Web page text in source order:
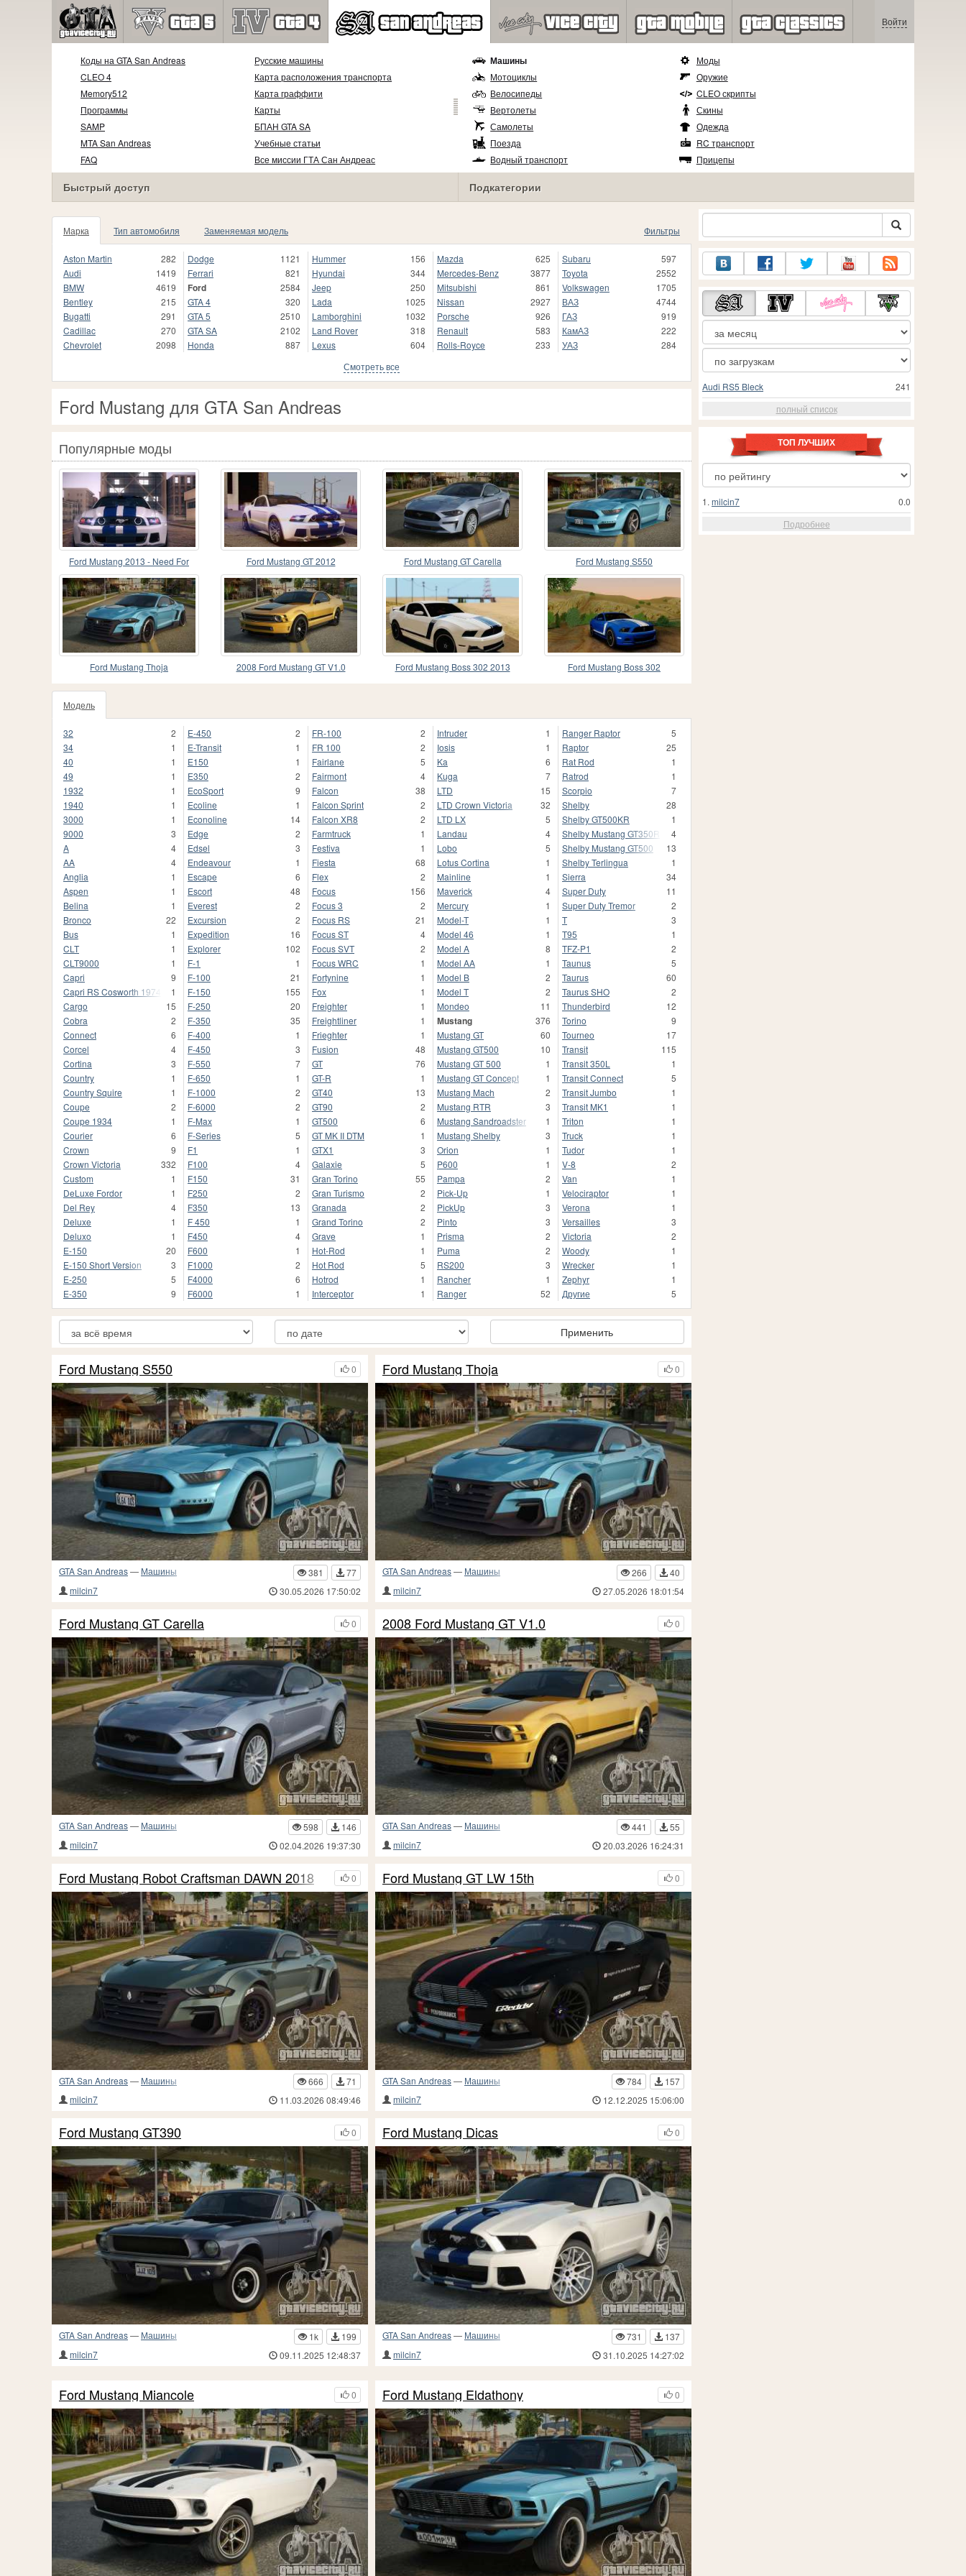
Войти
Коды на GTA San Andreas
CLEO 4
Memory512
Программы
SAMP
MTA San Andreas
FAQ
Русские машины
Карта расположения транспорта
Карта граффити
Карты
БПАН GTA SA
Учебные статьи
Все миссии ГТА Сан Андреас
Быстрый доступ
Машины
Мотоциклы
Велосипеды
Вертолеты
Самолеты
Поезда
Водный транспорт
Моды
Оружие
CLEO скрипты
Скины
Одежда
RC транспорт
Прицепы
Подкатегории
Марка Тип автомобиля Заменяемая модель Фильтры
Aston Martin
282
Audi
1419
BMW
4619
Bentley
215
Bugatti
291
Cadillac
270
Chevrolet
2098
Dodge
1121
Ferrari
821
Ford
2584
GTA 4
320
GTA 5
2510
GTA SA
2102
Honda
887
Hummer
156
Hyundai
344
Jeep
250
Lada
1025
Lamborghini
1032
Land Rover
318
Lexus
604
Mazda
625
Mercedes-Benz
3877
Mitsubishi
861
Nissan
2927
Porsche
926
Renault
583
Rolls-Royce
233
Subaru
597
Toyota
2552
Volkswagen
1705
ВАЗ
4744
ГАЗ
919
КамАЗ
222
УАЗ
284
Смотреть все
Ford Mustang для GTA San Andreas
Популярные моды
Ford Mustang 2013 - Need For
Speed Movie Edition
Ford Mustang GT 2012 Ford Mustang GT Carella Ford Mustang S550
Ford Mustang Thoja 2008 Ford Mustang GT V1.0 Ford Mustang Boss 302 2013 Ford Mustang Boss 302
Модель
32
2
34
1
40
1
49
1
1932
1
1940
1
3000
1
9000
3
A
4
AA
4
Anglia
1
Aspen
1
Belina
1
Bronco
22
Bus
1
CLT
1
CLT9000
1
Capri
9
Capri RS Cosworth 1974
1
Cargo
15
Cobra
2
Connect
6
Corcel
4
Cortina
3
Country
1
Country Squire
1
Coupe
2
Coupe 1934
1
Courier
6
Crown
9
Crown Victoria
332
Custom
1
DeLuxe Fordor
1
Del Rey
4
Deluxe
1
Deluxo
1
E-150
20
E-150 Short Version
3
E-250
5
E-350
9
E-450
2
E-Transit
1
E150
1
E350
2
EcoSport
9
Ecoline
1
Econoline
14
Edge
2
Edsel
3
Endeavour
1
Escape
6
Escort
48
Everest
2
Excursion
2
Expedition
16
Explorer
102
F-1
1
F-100
21
F-150
155
F-250
20
F-350
35
F-400
1
F-450
3
F-550
7
F-650
1
F-1000
2
F-6000
2
F-Max
1
F-Series
5
F1
1
F100
4
F150
31
F250
2
F350
13
F 450
1
F450
4
F600
1
F1000
2
F4000
6
F6000
1
FR-100
2
FR 100
2
Fairlane
5
Fairmont
4
Falcon
38
Falcon Sprint
2
Falcon XR8
2
Farmtruck
1
Festiva
1
Fiesta
68
Flex
2
Focus
156
Focus 3
2
Focus RS
21
Focus ST
4
Focus SVT
2
Focus WRC
1
Fortynine
1
Fox
1
Freighter
1
Freightliner
1
Frieghter
1
Fusion
48
GT
76
GT-R
1
GT40
13
GT90
2
GT500
6
GT MK II DTM
1
GTX1
3
Galaxie
5
Gran Torino
55
Gran Turismo
2
Granada
2
Grand Torino
2
Grave
1
Hot-Rod
1
Hot Rod
5
Hotrod
1
Interceptor
1
Intruder
1
Iosis
1
Ka
6
Kuga
7
LTD
15
LTD Crown Victoria
32
LTD LX
5
Landau
4
Lobo
5
Lotus Cortina
1
Mainline
1
Maverick
4
Mercury
1
Model-T
1
Model 46
1
Model A
8
Model AA
1
Model B
2
Model T
2
Mondeo
11
Mustang
376
Mustang GT
60
Mustang GT500
10
Mustang GT 500
1
Mustang GT Concept
1
Mustang Mach
2
Mustang RTR
3
Mustang Sandroadster
1
Mustang Shelby
3
Orion
1
P600
1
Pampa
2
Pick-Up
1
PickUp
3
Pinto
3
Prisma
2
Puma
2
RS200
3
Rancher
1
Ranger
52
Ranger Raptor
5
Raptor
25
Rat Rod
1
Ratrod
1
Scorpio
7
Shelby
28
Shelby GT500KR
1
Shelby Mustang GT350R
4
Shelby Mustang GT500
13
Shelby Terlingua
1
Sierra
34
Super Duty
11
Super Duty Tremor
2
T
3
T95
1
TFZ-P1
2
Taunus
5
Taurus
60
Taurus SHO
2
Thunderbird
12
Torino
9
Tourneo
17
Transit
115
Transit 350L
1
Transit Connect
5
Transit Jumbo
1
Transit MK1
1
Triton
1
Truck
1
Tudor
1
V-8
2
Van
1
Velociraptor
1
Verona
1
Versailles
3
Victoria
2
Woody
1
Wrecker
1
Zephyr
1
Другие
5
Применить
0
Ford Mustang S550
GTA San Andreas— Машины 381
77
milcin7
30.05.2026 17:50:02
0
Ford Mustang Thoja
GTA San Andreas— Машины 266
40
milcin7
27.05.2026 18:01:54
0
Ford Mustang GT Carella
GTA San Andreas— Машины 598
146
milcin7
02.04.2026 19:37:30
0
2008 Ford Mustang GT V1.0
GTA San Andreas— Машины 441
55
milcin7
20.03.2026 16:24:31
0
Ford Mustang Robot Craftsman DAWN 2018
GTA San Andreas— Машины 666
71
milcin7
11.03.2026 08:49:46
0
Ford Mustang GT LW 15th
GTA San Andreas— Машины 784
157
milcin7
12.12.2025 15:06:00
0
Ford Mustang GT390
GTA San Andreas— Машины 1k
199
milcin7
09.11.2025 12:48:37
0
Ford Mustang Dicas
GTA San Andreas— Машины 731
137
milcin7
31.10.2025 14:27:02
0
Ford Mustang Miancole 0
Ford Mustang Eldathony
241
Audi RS5 Bleck
полный список
ТОП ЛУЧШИХ
0.0
1. milcin7
Подробнее